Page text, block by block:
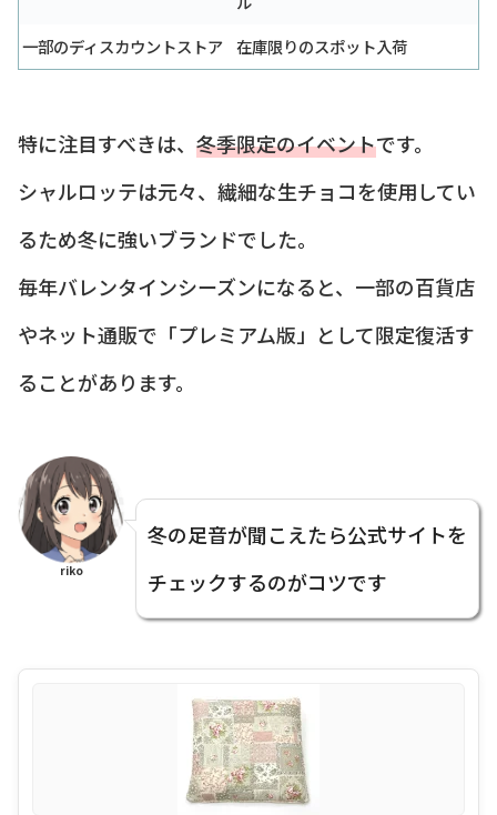
一部のディスカウントストア 在庫限りのスポット入荷
特に注目すべきは、 冬季限定のイベントです。
シャルロッテは元々、繊細な生チョコを使用してい
るため冬に強いブランドでした。
毎年バレンタインシーズンになると、一部の百貨店
やネット通販で「プレミアム版」として限定復活す
ることがあります。
riko
冬の足音が聞こえたら公式サイトを
チェックするのがコツです